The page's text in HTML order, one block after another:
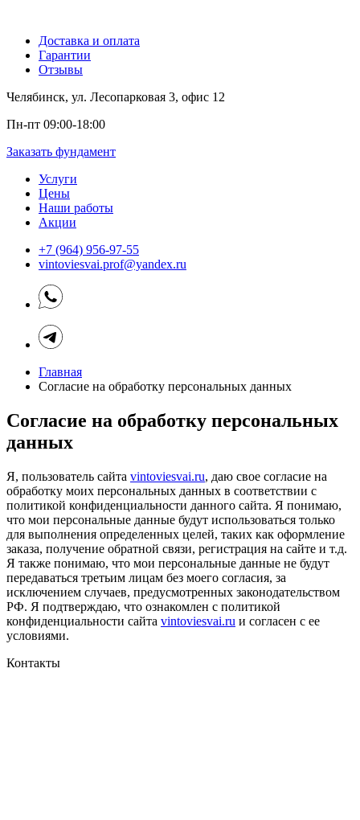
Доставка и оплата
Гарантии
Отзывы
Челябинск, ул. Лесопарковая 3, офис 12
Пн-пт 09:00-18:00
Заказать фундамент
Услуги
Цены
Наши работы
Акции
+7 (964) 956-97-55
vintoviesvai.prof@yandex.ru
Главная
Согласие на обработку персональных данных
Согласие на обработку персональных
данных
Я, пользователь сайта vintoviesvai.ru, даю свое согласие на
обработку моих персональных данных в соответствии с
политикой конфиденциальности данного сайта. Я понимаю,
что мои персональные данные будут использоваться только
для выполнения определенных целей, таких как оформление
заказа, получение обратной связи, регистрация на сайте и т.д.
Я также понимаю, что мои персональные данные не будут
передаваться третьим лицам без моего согласия, за
исключением случаев, предусмотренных законодательством
РФ. Я подтверждаю, что ознакомлен с политикой
конфиденциальности сайта vintoviesvai.ru и согласен с ее
условиями.
Контакты